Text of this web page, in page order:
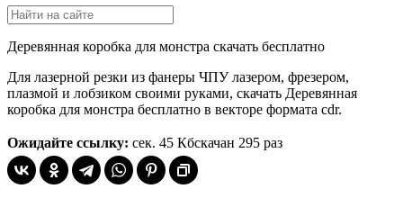
Деревянная коробка для монстра скачать бесплатно
Для лазерной резки из фанеры ЧПУ лазером, фрезером,
плазмой и лобзиком своими руками, скачать Деревянная
коробка для монстра бесплатно в векторе формата cdr.
Ожидайте ссылку: сек. 45 Кбскачан 295 раз